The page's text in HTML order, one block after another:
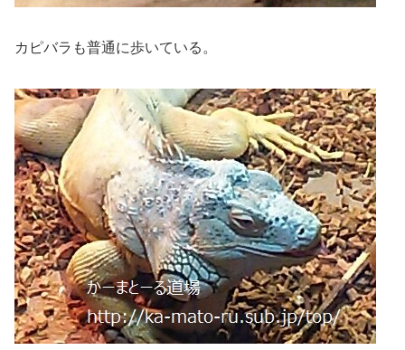
カピバラも普通に歩いている。